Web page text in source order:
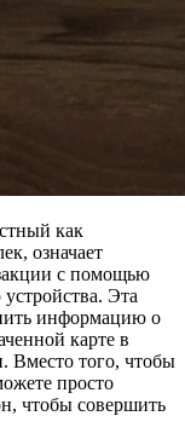
как
означает
с помощью
Эта
информацию о
карте в
Вместо того, чтобы
просто
чтобы совершить